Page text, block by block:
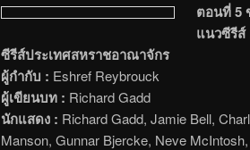
ตอนที่ 5
แนวซีรีส์
ซีรีส์ประเทศสหราชอาณาจักร
ผู้กำกับ : Eshref Reybrouck
ผู้เขียนบท : Richard Gadd
นักแสดง : Richard Gadd, Jamie Bell,
Manson, Gunnar Bjercke, Neve